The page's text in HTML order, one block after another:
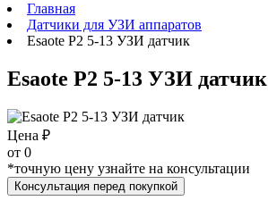
Главная
Датчики для УЗИ аппаратов
Esaote P2 5-13 УЗИ датчик
Esaote P2 5-13 УЗИ датчик
Цена ₽
от 0
*точную цену узнайте на консультации
Консультация перед покупкой